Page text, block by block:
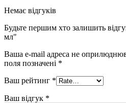
Немає відгуків
Будьте першим хто залишить
мл"
Ваша e-mail адреса не
поля позначені *
Ваш рейтинг *
Ваш відгук *